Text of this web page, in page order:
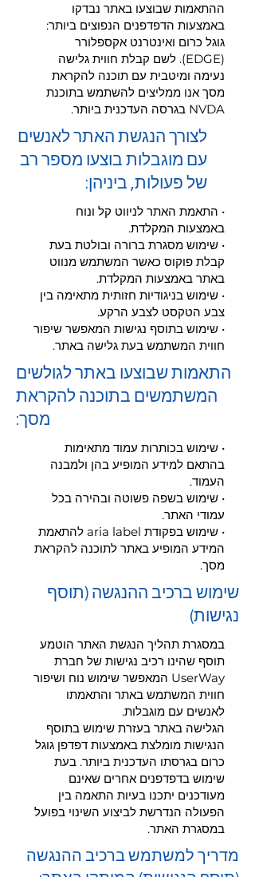
ההתאמות שבוצעו באתר נבדקו
באמצעות הדפדפנים הנפוצים ביותר:
גוגל כרום ואינטרנט אקספלורר
(EDGE). לשם קבלת חווית גלישה
נעימה ומיטבית עם תוכנה להקראת
מסך אנו ממליצים להשתמש בתוכנת
NVDA בגרסה העדכנית ביותר.
לצורך הנגשת האתר לאנשים
עם מוגבלות בוצעו מספר רב
של פעולות, ביניהן:
• התאמת האתר לניווט קל ונוח
באמצעות המקלדת.
• שימוש מסגרת ברורה ובולטת בעת
קבלת פוקוס כאשר המשתמש מנווט
באתר באמצעות המקלדת.
• שימוש בניגודיות חזותית מתאימה בין
צבע הטקסט לצבע הרקע.
• שימוש בתוסף נגישות המאפשר שיפור
חווית המשתמש בעת גלישה באתר.
התאמות שבוצעו באתר לגולשים
המשתמשים בתוכנה להקראת
מסך:
• שימוש בכותרות עמוד מתאימות
בהתאם למידע המופיע בהן ולמבנה
העמוד.
• שימוש בשפה פשוטה ובהירה בכל
עמודי האתר.
• שימוש בפקודת aria label להתאמת
המידע המופיע באתר לתוכנה להקראת
מסך.
שימוש ברכיב ההנגשה (תוסף
נגישות)
במסגרת תהליך הנגשת האתר הוטמע
תוסף שהינו רכיב נגישות של חברת
UserWay המאפשר שימוש נוח ושיפור
חווית המשתמש באתר והתאמתו
לאנשים עם מוגבלות.
הגלישה באתר בעזרת שימוש בתוסף
הנגישות מומלצת באמצעות דפדפן גוגל
כרום בגרסתו העדכנית ביותר. בעת
שימוש בדפדפנים אחרים שאינם
מעודכנים יתכנו בעיות התאמה בין
הפעולה הנדרשת לביצוע השינוי בפועל
במסגרת האתר.
מדריך למשתמש ברכיב ההנגשה